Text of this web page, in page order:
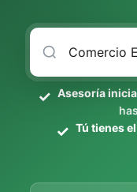
Asesoría
Tú tienes